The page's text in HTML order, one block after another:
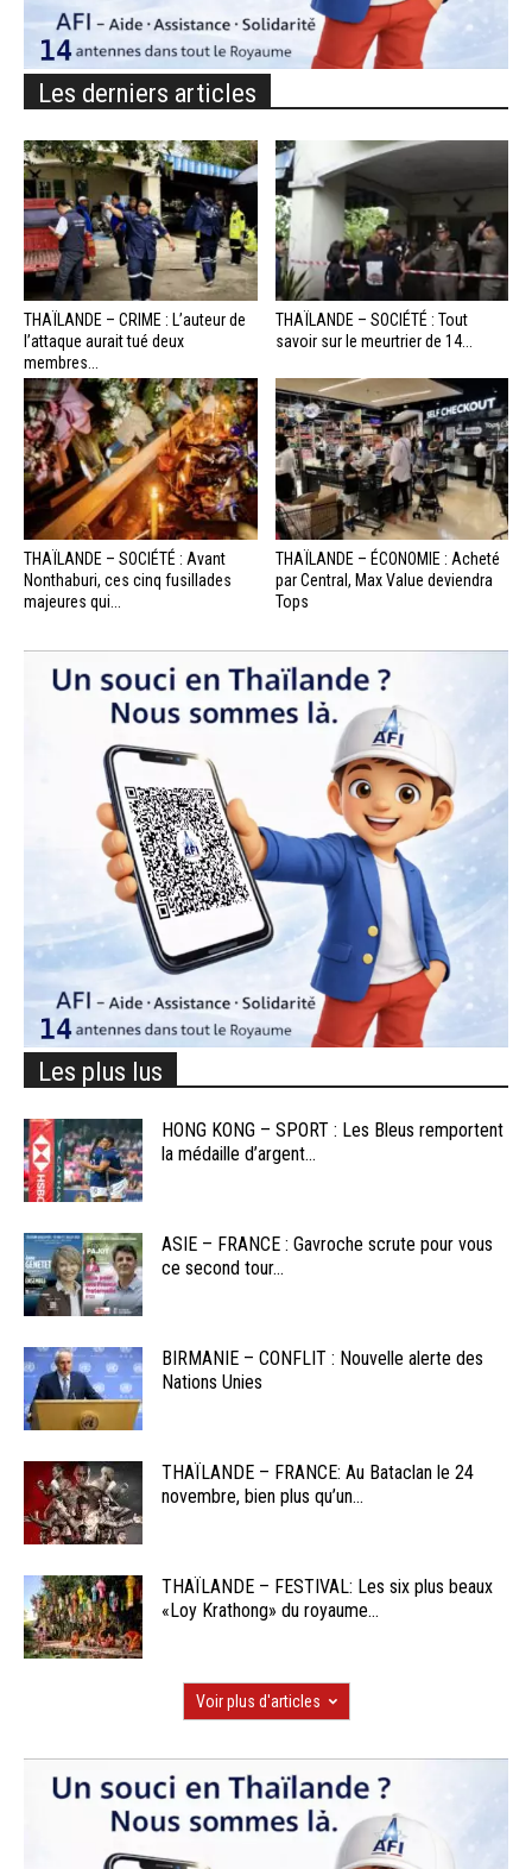
Les derniers articles
THAÏLANDE – CRIME : L’auteur de
l’attaque aurait tué deux
membres...
THAÏLANDE – SOCIÉTÉ : Tout
savoir sur le meurtrier de 14...
THAÏLANDE – SOCIÉTÉ : Avant
Nonthaburi, ces cinq fusillades
majeures qui...
THAÏLANDE – ÉCONOMIE : Acheté
par Central, Max Value deviendra
Tops
Les plus lus
HONG KONG – SPORT : Les Bleus remportent
la médaille d’argent...
ASIE – FRANCE : Gavroche scrute pour vous
ce second tour...
BIRMANIE – CONFLIT : Nouvelle alerte des
Nations Unies
THAÏLANDE – FRANCE: Au Bataclan le 24
novembre, bien plus qu’un...
THAÏLANDE – FESTIVAL: Les six plus beaux
«Loy Krathong» du royaume...
Voir plus d'articles